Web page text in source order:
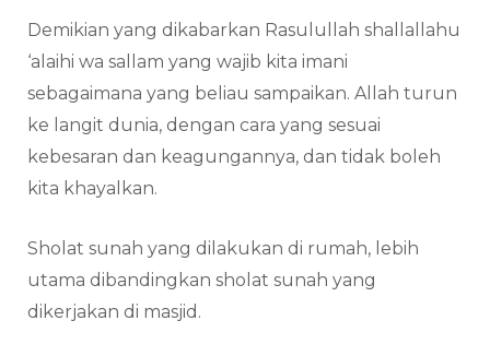
Demikian yang dikabarkan Rasulullah shallallahu
‘alaihi wa sallam yang wajib kita imani
sebagaimana yang beliau sampaikan. Allah turun
ke langit dunia, dengan cara yang sesuai
kebesaran dan keagungannya, dan tidak boleh
kita khayalkan.
Sholat sunah yang dilakukan di rumah, lebih
utama dibandingkan sholat sunah yang
dikerjakan di masjid.